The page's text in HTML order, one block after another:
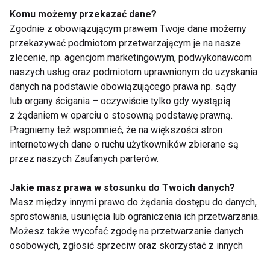
powinny ograniczyć się do maksymalnie 500 ml
napoju dziennie.
Bez wątpienia woda kokosowa to napój bogaty w
składniki odżywcze, który świetnie nawadnia
organizm. Warto włączyć go do swojej diety
szczególnie w wakacje, gdy jest gorąco i tracimy
więcej płynów. Szeroki asortyment wody kokosowej
jest dostępny w sklepie internetowym Bee.pl, gdzie
do końca maja trwa promocja na tego typu produkty.
ZDROWY MŁODOŚĆ DIETA
Komu możemy przekazać dane?
Zgodnie z obowiązującym prawem Twoje dane możemy
przekazywać podmiotom przetwarzającym je na nasze
zlecenie, np. agencjom marketingowym, podwykonawcom
naszych usług oraz podmiotom uprawnionym do uzyskania
danych na podstawie obowiązującego prawa np. sądy
lub organy ścigania – oczywiście tylko gdy wystąpią
z żądaniem w oparciu o stosowną podstawę prawną.
Pragniemy też wspomnieć, że na większości stron
internetowych dane o ruchu użytkowników zbierane są
przez naszych Zaufanych parterów.
Jakie masz prawa w stosunku do Twoich danych?
Masz między innymi prawo do żądania dostępu do danych,
sprostowania, usunięcia lub ograniczenia ich przetwarzania.
Możesz także wycofać zgodę na przetwarzanie danych
osobowych, zgłosić sprzeciw oraz skorzystać z innych